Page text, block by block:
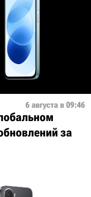
6 августа в 09:46
за